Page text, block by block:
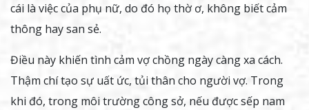
cái là việc của phụ nữ, do đó họ thờ ơ, không biết cảm
thông hay san sẻ.
Điều này khiến tình cảm vợ chồng ngày càng xa cách.
Thậm chí tạo sự uất ức, tủi thân cho người vợ. Trong
khi đó, trong môi trường công sở, nếu được sếp nam